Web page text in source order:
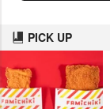
PICK UP